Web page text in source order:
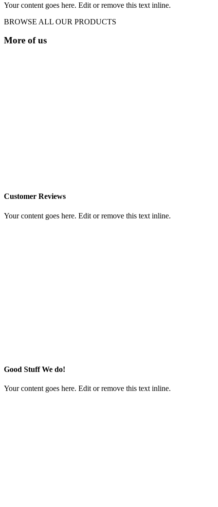
Your content goes here. Edit or remove this text inline.
BROWSE ALL OUR PRODUCTS
More of us
Customer Reviews
Your content goes here. Edit or remove this text inline.
Good Stuff We do!
Your content goes here. Edit or remove this text inline.